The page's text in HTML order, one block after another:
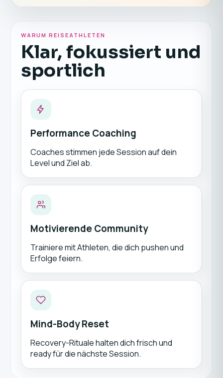
WARUM REISEATHLETEN
Klar, fokussiert und
sportlich
Performance Coaching
Coaches stimmen jede Session auf dein
Level und Ziel ab.
Motivierende Community
Trainiere mit Athleten, die dich pushen und
Erfolge feiern.
Mind-Body Reset
Recovery-Rituale halten dich frisch und
ready für die nächste Session.